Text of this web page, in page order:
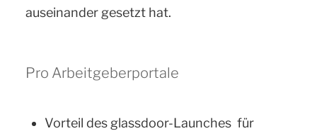
auseinander gesetzt hat.
Pro Arbeitgeberportale
Vorteil des glassdoor-Launches für